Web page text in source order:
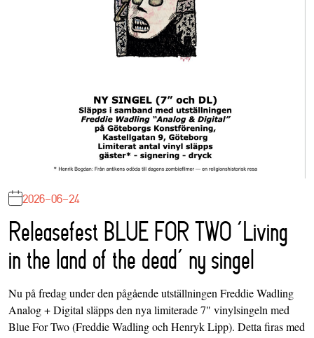
2026-06-24
Releasefest BLUE FOR TWO ‘Living
in the land of the dead’ ny singel
Nu på fredag under den pågående utställningen Freddie Wadling
Analog + Digital släpps den nya limiterade 7" vinylsingeln med
Blue For Two (Freddie Wadling och Henryk Lipp). Detta firas med